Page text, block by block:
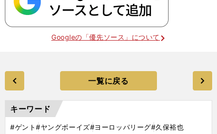
Googleの「優先ソース」について
一覧に戻る
キーワード
#ゲント#ヤングボーイズ#ヨーロッパリーグ#久保裕也